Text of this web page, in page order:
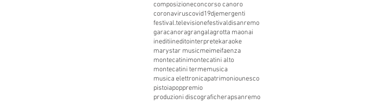
composizioneconcorso canoro
coronaviruscovid19djemergenti
festival.televisionefestivaldisanremo
garacanoragrangalagrotta maonai
ineditiineditointerpretekaraoke
marystar musicmeimeifaenza
montecatinimontecatini alto
montecatini termemusica
musica elettronicapatrimoniounesco
pistoiapoppremio
produzioni discograficherapsanremo